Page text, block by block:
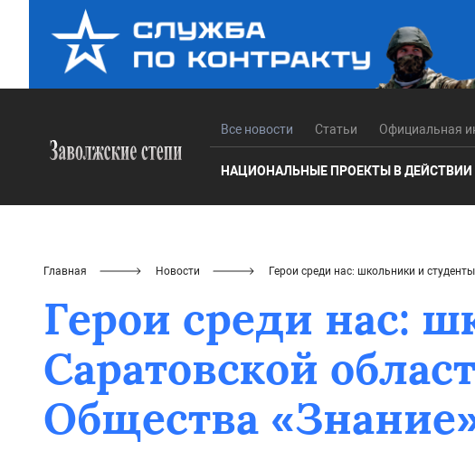
Все новости Статьи Официальная
НАЦИОНАЛЬНЫЕ ПРОЕКТЫ В ДЕЙСТВИИ
Главная Новости Герои среди нас: школьники и
Герои среди нас:
Саратовской
Общества